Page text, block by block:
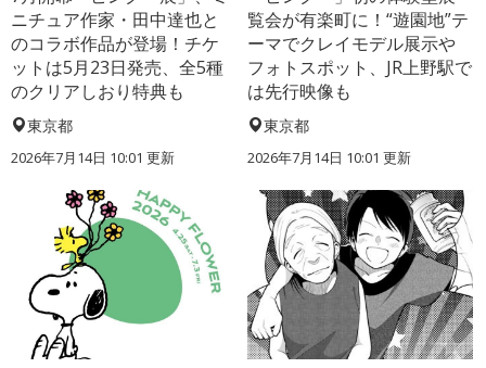
ニチュア作家・田中達也と
のコラボ作品が登場！チケ
ットは5月23日発売、全5種
のクリアしおり特典も
東京都
2026年7月14日 10:01 更新
覧会が有楽町に！“遊園地”テ
ーマでクレイモデル展示や
フォトスポット、JR上野駅で
は先行映像も
東京都
2026年7月14日 10:01 更新